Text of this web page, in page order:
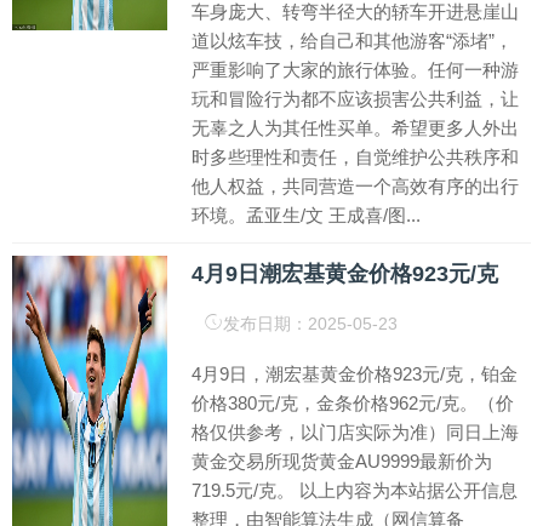
车身庞大、转弯半径大的轿车开进悬崖山
道以炫车技，给自己和其他游客“添堵”，
严重影响了大家的旅行体验。任何一种游
玩和冒险行为都不应该损害公共利益，让
无辜之人为其任性买单。希望更多人外出
时多些理性和责任，自觉维护公共秩序和
他人权益，共同营造一个高效有序的出行
环境。孟亚生/文 王成喜/图...
4月9日潮宏基黄金价格923元/克
发布日期：2025-05-23
4月9日，潮宏基黄金价格923元/克，铂金
价格380元/克，金条价格962元/克。（价
格仅供参考，以门店实际为准）同日上海
黄金交易所现货黄金AU9999最新价为
719.5元/克。 以上内容为本站据公开信息
整理，由智能算法生成（网信算备